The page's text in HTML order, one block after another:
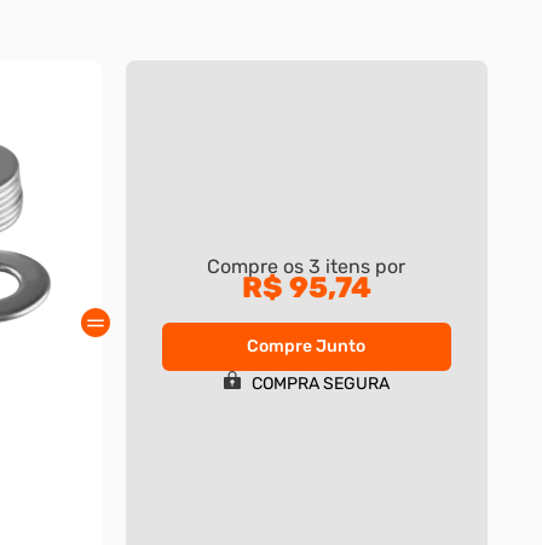
Compre os3 itens por
R$ 95,74
Compre Junto
COMPRA SEGURA